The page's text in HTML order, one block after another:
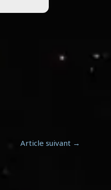
Article suivant →